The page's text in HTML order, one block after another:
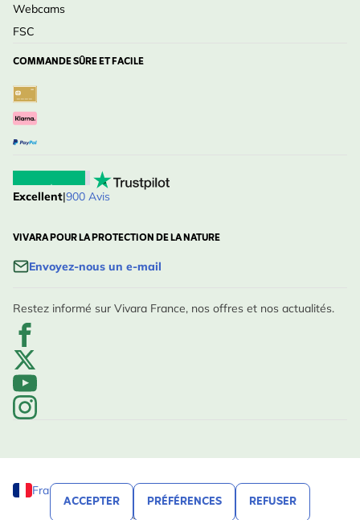
ACCEPTER PRÉFÉRENCES REFUSER
Webcams
FSC
COMMANDE SÛRE ET FACILE
Excellent|900 Avis
VIVARA POUR LA PROTECTION DE LA NATURE
Envoyez-nous un e-mail
Restez informé sur Vivara France, nos offres et nos actualités.
France
© Vivara, 2020 - 2026